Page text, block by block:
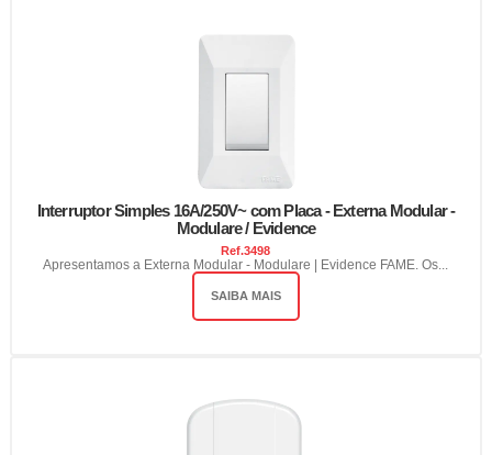
Interruptor Simples 16A/250V~ com Placa - Externa Modular -
Modulare / Evidence
Ref.3498
Apresentamos a Externa Modular - Modulare | Evidence FAME. Os...
SAIBA MAIS